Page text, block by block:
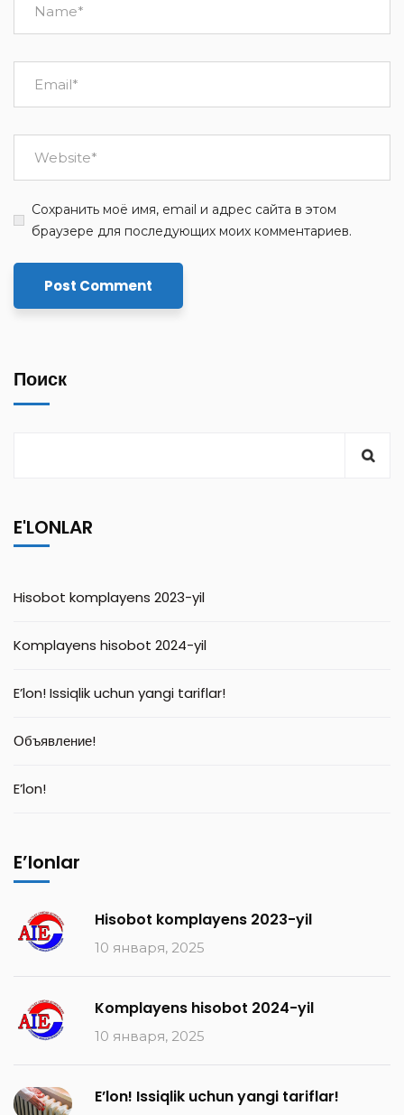
Сохранить моё имя, email и адрес сайта в этом
браузере для последующих моих комментариев.
Поиск
E'LONLAR
Hisobot komplayens 2023-yil
Komplayens hisobot 2024-yil
E’lon! Issiqlik uchun yangi tariflar!
Объявление!
E’lon!
E’lonlar
Hisobot komplayens 2023-yil
10 января, 2025
Komplayens hisobot 2024-yil
10 января, 2025
E’lon! Issiqlik uchun yangi tariflar!